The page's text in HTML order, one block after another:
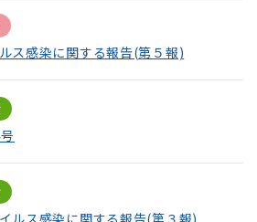
ス感染に関する報告(第５報)
ルス感染に関する報告(第３報)